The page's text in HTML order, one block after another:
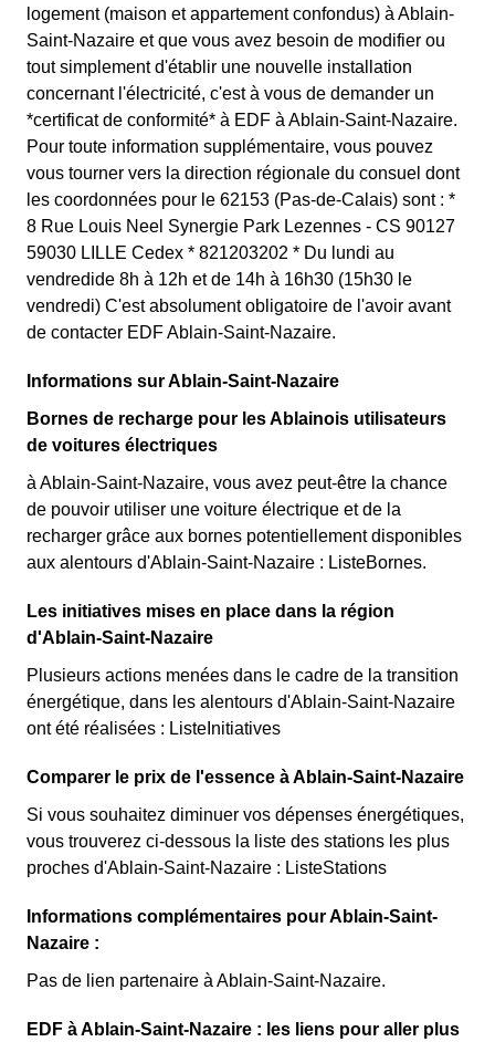
logement (maison et appartement confondus) à Ablain-
Saint-Nazaire et que vous avez besoin de modifier ou
tout simplement d'établir une nouvelle installation
concernant l'électricité, c'est à vous de demander un
*certificat de conformité* à EDF à Ablain-Saint-Nazaire.
Pour toute information supplémentaire, vous pouvez
vous tourner vers la direction régionale du consuel dont
les coordonnées pour le 62153 (Pas-de-Calais) sont : *
8 Rue Louis Neel Synergie Park Lezennes - CS 90127
59030 LILLE Cedex * 821203202 * Du lundi au
vendredide 8h à 12h et de 14h à 16h30 (15h30 le
vendredi) C'est absolument obligatoire de l'avoir avant
de contacter EDF Ablain-Saint-Nazaire.
Informations sur Ablain-Saint-Nazaire
Bornes de recharge pour les Ablainois utilisateurs
de voitures électriques
à Ablain-Saint-Nazaire, vous avez peut-être la chance
de pouvoir utiliser une voiture électrique et de la
recharger grâce aux bornes potentiellement disponibles
aux alentours d'Ablain-Saint-Nazaire : ListeBornes.
Les initiatives mises en place dans la région
d'Ablain-Saint-Nazaire
Plusieurs actions menées dans le cadre de la transition
énergétique, dans les alentours d'Ablain-Saint-Nazaire
ont été réalisées : ListeInitiatives
Comparer le prix de l'essence à Ablain-Saint-Nazaire
Si vous souhaitez diminuer vos dépenses énergétiques,
vous trouverez ci-dessous la liste des stations les plus
proches d'Ablain-Saint-Nazaire : ListeStations
Informations complémentaires pour Ablain-Saint-
Nazaire :
Pas de lien partenaire à Ablain-Saint-Nazaire.
EDF à Ablain-Saint-Nazaire : les liens pour aller plus